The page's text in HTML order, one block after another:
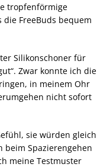
tropfenförmige
FreeBuds bequem
Silikonschoner für
Zwar konnte ich die
in meinem Ohr
nicht sofort
sie würden gleich
beim Spazierengehen
meine Testmuster